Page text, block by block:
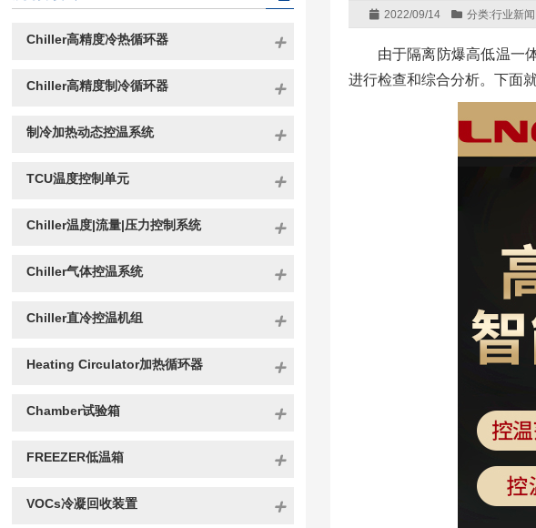
2022/09/14 分类:行业新闻
由于隔离防爆高低温一
进行检查和综合分析。下面
Chiller高精度冷热循环器
Chiller高精度制冷循环器
制冷加热动态控温系统
TCU温度控制单元
Chiller温度|流量|压力控制系统
Chiller气体控温系统
Chiller直冷控温机组
Heating Circulator加热循环器
Chamber试验箱
FREEZER低温箱
VOCs冷凝回收装置